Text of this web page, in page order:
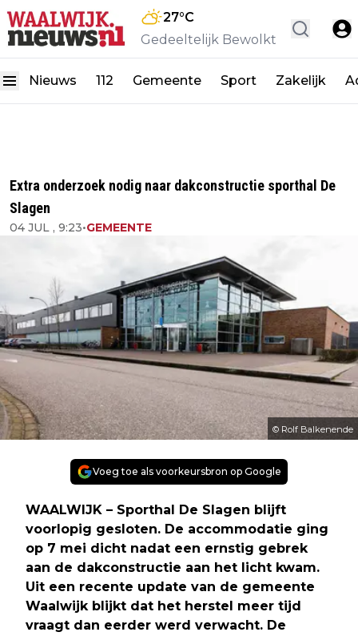
27°C
Gedeeltelijk Bewolkt
Nieuws 112 Gemeente Sport Zakelijk
Extra onderzoek nodig naar dakconstructie sporthal De
Slagen
04 JUL , 9:23•GEMEENTE
© Rolf Balkenende
Voeg toe als voorkeursbron op Google
WAALWIJK – Sporthal De Slagen blijft
voorlopig gesloten. De accommodatie ging
op 7 mei dicht nadat een ernstig gebrek
aan de dakconstructie aan het licht kwam.
Uit een recente update van de gemeente
Waalwijk blijkt dat het herstel meer tijd
vraagt dan eerder werd verwacht. De